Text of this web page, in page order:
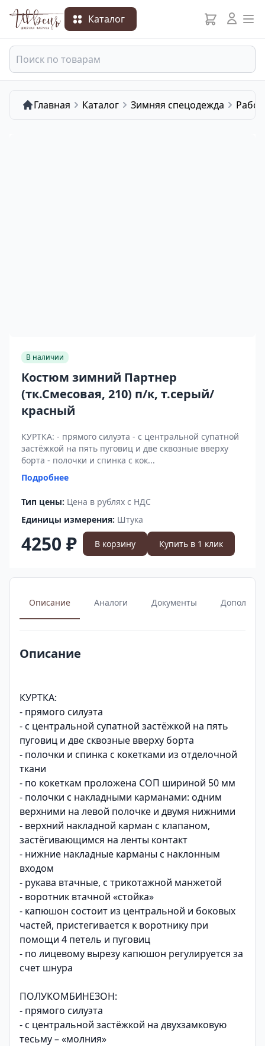
Каталог
Главная Каталог Зимняя спецодежда
В наличии
Костюм зимний Партнер
(тк.Смесовая, 210) п/к, т.серый/
красный
КУРТКА: - прямого силуэта - с центральной супатной
застёжкой на пять пуговиц и две сквозные вверху
борта - полочки и спинка с кок...
Подробнее
Тип цены: Цена в рублях с НДС
Единицы измерения: Штука
4250 ₽ В корзину Купить в 1 клик
Описание Аналоги Документы
Описание
КУРТКА:
- прямого силуэта
- с центральной супатной застёжкой на пять
пуговиц и две сквозные вверху борта
- полочки и спинка с кокетками из отделочной
ткани
- по кокеткам проложена СОП шириной 50 мм
- полочки с накладными карманами: одним
верхними на левой полочке и двумя нижними
- верхний накладной карман с клапаном,
застёгивающимся на ленты контакт
- нижние накладные карманы с наклонным
входом
- рукава втачные, с трикотажной манжетой
- воротник втачной «стойка»
- капюшон состоит из центральной и боковых
частей, пристегивается к воротнику при
помощи 4 петель и пуговиц
- по лицевому вырезу капюшон регулируется за
счет шнура
ПОЛУКОМБИНЕЗОН:
- прямого силуэта
- с центральной застёжкой на двухзамковую
тесьму – «молния»